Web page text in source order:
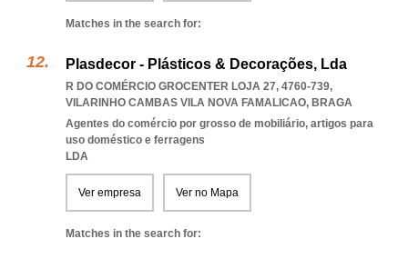
Matches in the search for:
Plasdecor - Plásticos & Decorações, Lda
R DO COMÉRCIO GROCENTER LOJA 27, 4760-739,
VILARINHO CAMBAS VILA NOVA FAMALICAO, BRAGA
Agentes do comércio por grosso de mobiliário, artigos para
uso doméstico e ferragens
LDA
Ver empresa Ver no Mapa
Matches in the search for: